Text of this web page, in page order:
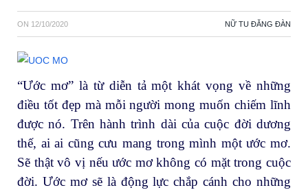
ON 12/10/2020 NỮ TU ĐĂNG ĐÀN
“Ước mơ” là từ diễn tả một khát vọng về những
điều tốt đẹp mà mỗi người mong muốn chiếm lĩnh
được nó. Trên hành trình dài của cuộc đời dương
thế, ai ai cũng cưu mang trong mình một ước mơ.
Sẽ thật vô vị nếu ước mơ không có mặt trong cuộc
đời. Ước mơ sẽ là động lực chắp cánh cho những